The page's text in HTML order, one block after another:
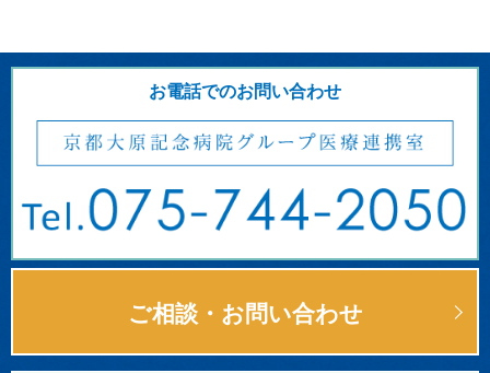
お電話でのお問い合わせ
ご相談・お問い合わせ